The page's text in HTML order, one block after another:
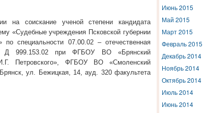
на соискание ученой степени кандидата
«Судебные учреждения Псковской губернии
специальности 07.00.02 – отечественная
Д 999.153.02 при ФГБОУ ВО «Брянский
Петровского», ФГБОУ ВО «Смоленский
ул. Бежицкая, 14, ауд. 320 факультета
Июнь 2015
Май 2015
Март 2015
Февраль 2015
Декабрь 2014
Ноябрь 2014
Октябрь 2014
Июль 2014
Июнь 2014